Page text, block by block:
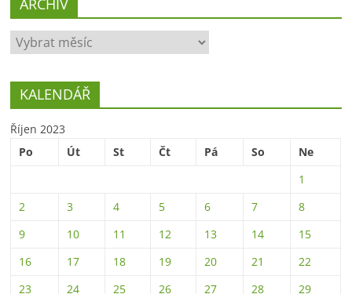
ARCHÍV
ARCHÍV
KALENDÁŘ
Říjen 2023
Po
Út St Čt Pá So
Ne
1
2
3 4 5 6 7
8
9
10 11 12 13 14
15
16
17 18 19 20 21
22
23
24 25 26 27 28 29